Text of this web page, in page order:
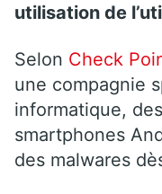
utilisation de
Selon Check
une compagnie
informatique,
smartphones
des malwares